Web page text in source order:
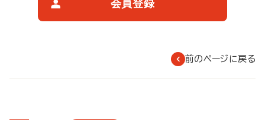
会員登録
前のページに戻る